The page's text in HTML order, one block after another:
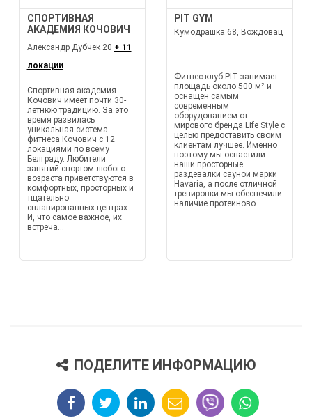
СПОРТИВНАЯ
АКАДЕМИЯ КОЧОВИЧ
Александр Дубчек 20 + 11
локации
Спортивная академия
Кочович имеет почти 30-
летнюю традицию. За это
время развилась
уникальная система
фитнеса Кочович с 12
локациями по всему
Белграду. Любители
занятий спортом любого
возраста приветствуются в
комфортных, просторных и
тщательно
спланированных центрах.
И, что самое важное, их
встреча...
PIT GYM
Кумодрашка 68, Вождовац
Фитнес-клуб PIT занимает
площадь около 500 м² и
оснащен самым
современным
оборудованием от
мирового бренда Life Style с
целью предоставить своим
клиентам лучшее. Именно
поэтому мы оснастили
наши просторные
раздевалки сауной марки
Havaria, а после отличной
тренировки мы обеспечили
наличие протеиново...
ПОДЕЛИТЕ ИНФОРМАЦИЮ